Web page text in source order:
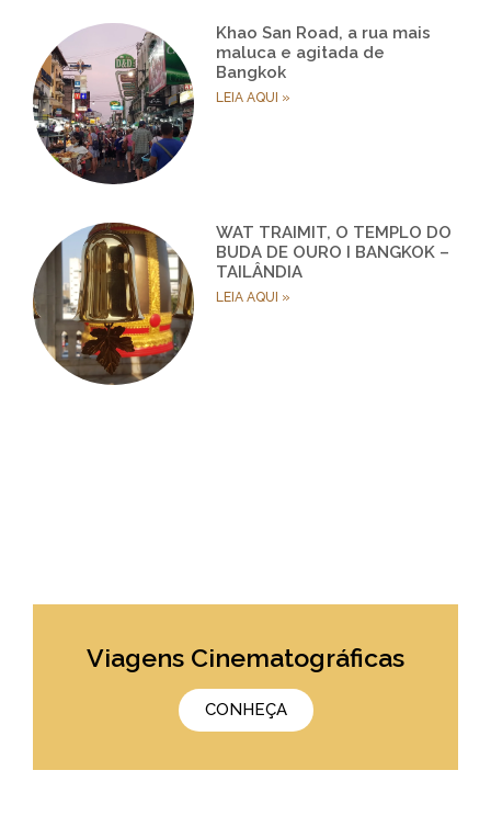
Khao San Road, a rua mais
maluca e agitada de
Bangkok
LEIA AQUI »
WAT TRAIMIT, O TEMPLO DO
BUDA DE OURO I BANGKOK –
TAILÂNDIA
LEIA AQUI »
Viagens Cinematográficas
CONHEÇA